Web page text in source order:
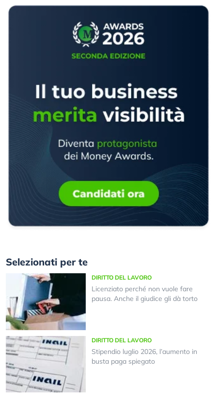
Selezionati per te
DIRITTO DEL LAVORO
Licenziato perché non vuole fare
pausa. Anche il giudice gli dà torto
DIRITTO DEL LAVORO
Stipendio luglio 2026, l’aumento in
busta paga spiegato